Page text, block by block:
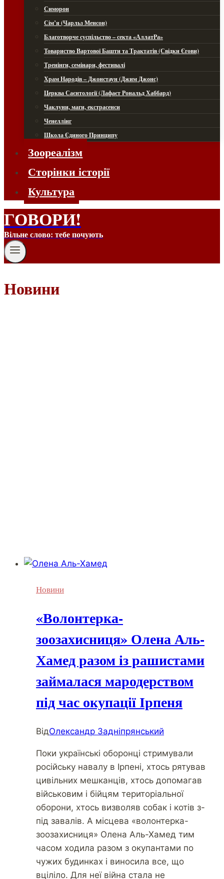
Симорон
Сім’я (Чарльз Менсон)
Благотворче суспільство – секта «АллатРа»
Товариство Вартової Башти та Трактатів (Свідки Єгови)
Тренінги, семінари, фестивалі
Храм Народів – Джонстаун (Джим Джонс)
Церква Саєнтології (Лафаєт Рональд Хаббард)
Чаклуни, маги, екстрасенси
Ченеллінг
Школа Єдиного Принципу
Зоореалізм
Сторінки історії
Культура
ГОВОРИ!
Вільне слово: тебе почують
Новини
Новини
«Волонтерка-
зоозахисниця» Олена Аль-
Хамед разом із рашистами
займалася мародерством
під час окупації Ірпеня
ВідОлександр Задніпрянський
Поки українські оборонці стримували
російську навалу в Ірпені, хтось рятував
цивільних мешканців, хтось допомагав
військовим і бійцям територіальної
оборони, хтось визволяв собак і котів з-
під завалів. А місцева «волонтерка-
зоозахисниця» Олена Аль-Хамед тим
часом ходила разом з окупантами по
чужих будинках і виносила все, що
вціліло. Для неї війна стала не